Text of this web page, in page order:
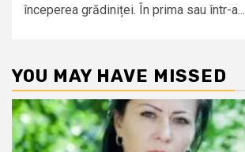
începerea grădiniței. În prima sau într-a...
YOU MAY HAVE MISSED